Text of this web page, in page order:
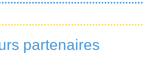
partenaires